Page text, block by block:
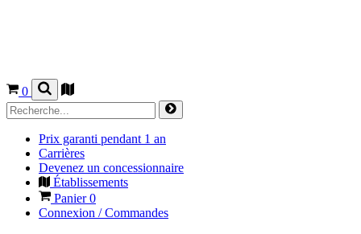
0
Prix garanti pendant 1 an
Carrières
Devenez un concessionnaire
Établissements
Panier0
Connexion / Commandes